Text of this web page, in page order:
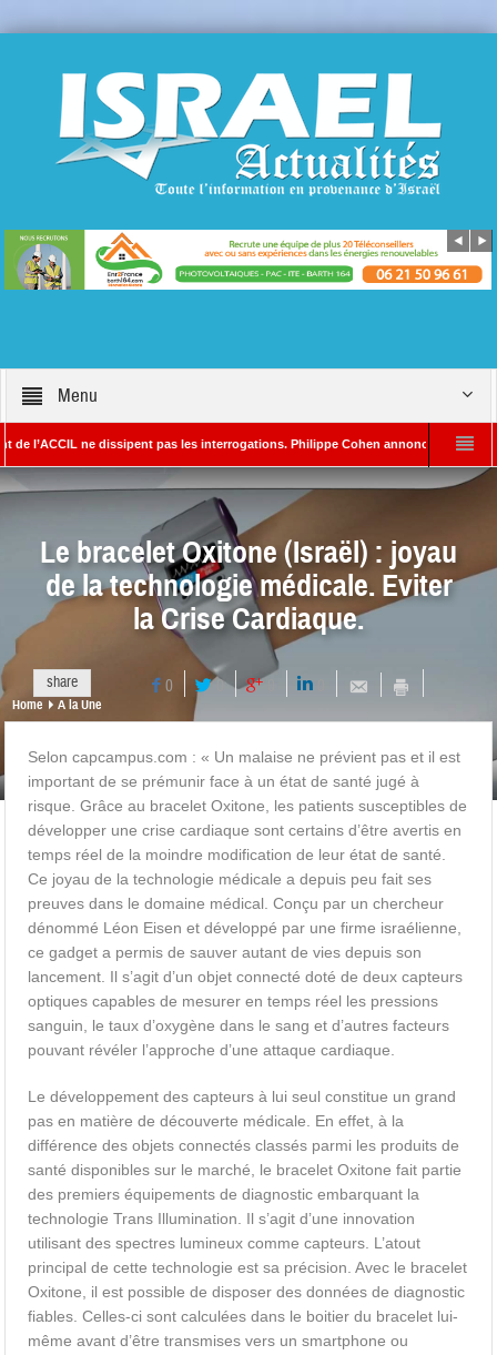
Menu
ne dissipent pas les interrogations. Philippe Cohen annonce se réserver le
– Rédacteur en chef d’Israël Actualités L’Iran menace de frapper Tel-
Le bracelet Oxitone (Israël) : joyau
de la technologie médicale. Eviter
la Crise Cardiaque.
share 0 0
Home A la Une
Selon capcampus.com : « Un malaise ne prévient pas et il est
important de se prémunir face à un état de santé jugé à
risque. Grâce au bracelet Oxitone, les patients susceptibles de
développer une crise cardiaque sont certains d’être avertis en
temps réel de la moindre modification de leur état de santé.
Ce joyau de la technologie médicale a depuis peu fait ses
preuves dans le domaine médical. Conçu par un chercheur
dénommé Léon Eisen et développé par une firme israélienne,
ce gadget a permis de sauver autant de vies depuis son
lancement. Il s’agit d’un objet connecté doté de deux capteurs
optiques capables de mesurer en temps réel les pressions
sanguin, le taux d’oxygène dans le sang et d’autres facteurs
pouvant révéler l’approche d’une attaque cardiaque.
Le développement des capteurs à lui seul constitue un grand
pas en matière de découverte médicale. En effet, à la
différence des objets connectés classés parmi les produits de
santé disponibles sur le marché, le bracelet Oxitone fait partie
des premiers équipements de diagnostic embarquant la
technologie Trans Illumination. Il s’agit d’une innovation
utilisant des spectres lumineux comme capteurs. L’atout
principal de cette technologie est sa précision. Avec le bracelet
Oxitone, il est possible de disposer des données de diagnostic
fiables. Celles-ci sont calculées dans le boitier du bracelet lui-
même avant d’être transmises vers un smartphone ou